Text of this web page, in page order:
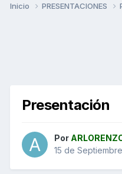
Inicio PRESENTACIONES
Presentación
Por
15 de